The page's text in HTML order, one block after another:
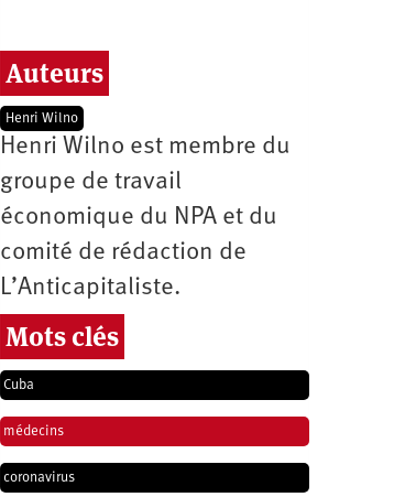
Auteurs
Henri Wilno
Henri Wilno est membre du
groupe de travail
économique du NPA et du
comité de rédaction de
L’Anticapitaliste.
Mots clés
Cuba
médecins
coronavirus